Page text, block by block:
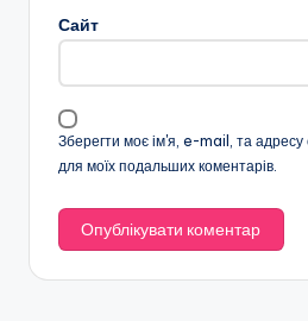
Сайт
Зберегти моє ім'я, e-mail, та адресу
для моїх подальших коментарів.